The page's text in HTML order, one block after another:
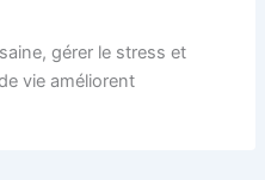
gérer le stress et
vie améliorent